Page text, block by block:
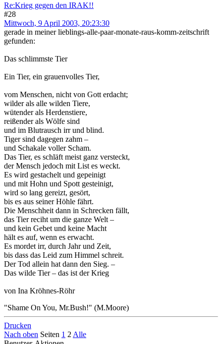
Re:Krieg gegen den IRAK!!
#28
Mittwoch, 9 April 2003, 20:23:30
gerade in meiner lieblings-alle-paar-monate-raus-komm-zeitschrift
gefunden:
Das schlimmste Tier
Ein Tier, ein grauenvolles Tier,
vom Menschen, nicht von Gott erdacht;
wilder als alle wilden Tiere,
wütender als Herdenstiere,
reißender als Wölfe sind
und im Blutrausch irr und blind.
Tiger sind dagegen zahm –
und Schakale voller Scham.
Das Tier, es schläft meist ganz versteckt,
der Mensch jedoch mit List es weckt.
Es wird gestachelt und gepeinigt
und mit Hohn und Spott gesteinigt,
wird so lang gereizt, gesört,
bis es aus seiner Höhle fährt.
Die Menschheit dann in Schrecken fällt,
das Tier reciht um die ganze Welt –
und kein Gebet und keine Macht
hält es auf, wenn es erwacht.
Es mordet irr, durch Jahr und Zeit,
bis dass das Leid zum Himmel schreit.
Der Tod allein hat dann den Sieg. –
Das wilde Tier – das ist der Krieg
von Ina Kröhnes-Röhr
"Shame On You, Mr.Bush!" (M.Moore)
Drucken
Nach oben Seiten 1 2 Alle